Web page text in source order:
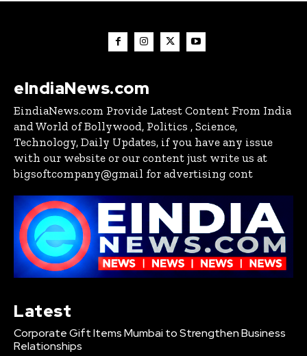
eIndiaNews.com
EindiaNews.com Provide Latest Content From India
and World of Bollywood, Politics , Science,
Technology, Daily Updates, if you have any issue
with our website or our content just write us at
bigsoftcompany@gmail for advertising cont
Latest
Corporate Gift Items Mumbai to Strengthen Business
Relationships